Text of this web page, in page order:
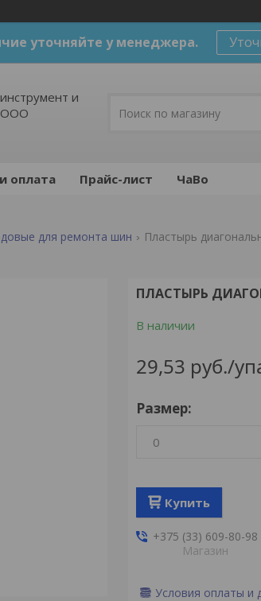
уточняйте у менеджера.
и
ООО
оплата Прайс-лист ЧаВо
для ремонта шин Пластырь
ПЛАСТЫРЬ
В наличии
29,53 руб./
Размер:
0
Купить
+375 (33) 609-80-98
Магазин
Условия оплаты и